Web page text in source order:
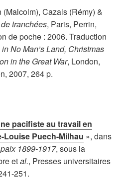
(Malcolm), Cazals (Rémy) &
tranchées, Paris, Perrin,
de poche : 2006. Traduction
No Man’s Land, Christmas
in the Great War, London,
2007, 264 p.
pacifiste au travail en
Louise Puech-Milhau », dans
1899-1917, sous la
etal., Presses universitaires
251.